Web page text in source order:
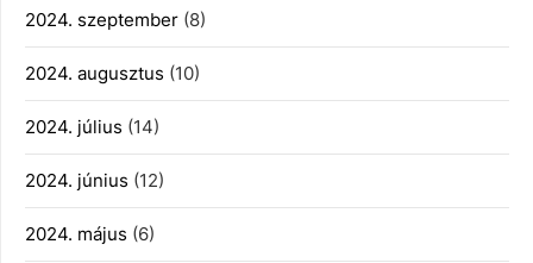
2024. szeptember (8)
2024. augusztus (10)
2024. július (14)
2024. június (12)
2024. május (6)